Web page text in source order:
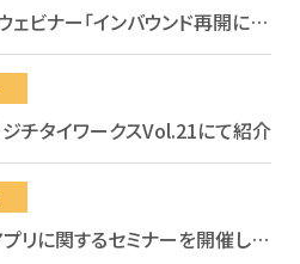
【参加者募集】10/26（水）ウェビナー「インバウンド再開に向けた地域活性化デジタル施策解説」
チタイワークスVol.21にて紹介
【参加者募集】LINEミニアプリに関するセミナーを開催します